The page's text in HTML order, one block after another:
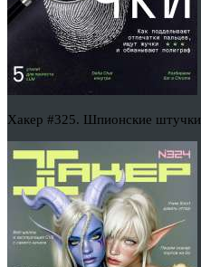
Хакер #325. Шпионские штучки